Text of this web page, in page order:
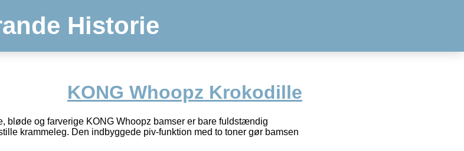
Historie
KONG Whoopz Krokodille
bløde og farverige KONG Whoopz bamser er bare fuldstændig
krammeleg. Den indbyggede piv-funktion med to toner gør bamsen